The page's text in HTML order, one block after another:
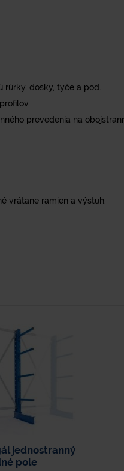
dosky, tyče a pod.
prevedenia na
vrátane ramien a výstuh.
jednostranný
pole